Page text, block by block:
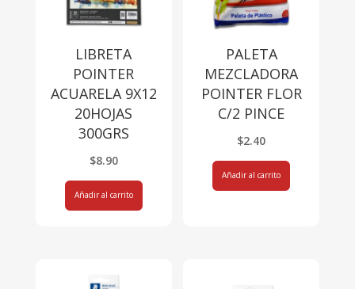
LIBRETA
POINTER
ACUARELA 9X12
20HOJAS
300GRS
$8.90
Añadir al carrito
PALETA
MEZCLADORA
POINTER FLOR
C/2 PINCE
$2.40
Añadir al carrito